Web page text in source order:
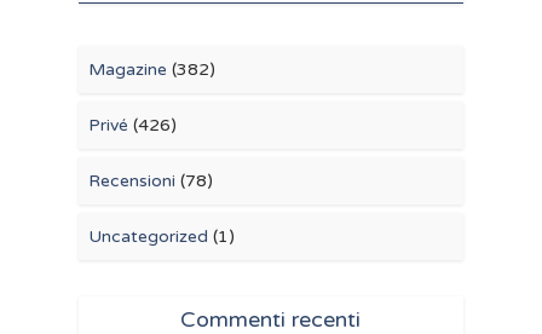
Magazine (382)
Privé (426)
Recensioni (78)
Uncategorized (1)
Commenti recenti